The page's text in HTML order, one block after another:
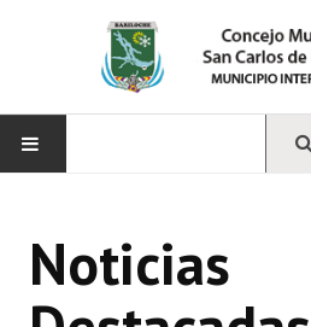
CONCEJO
Bloques Políticos
Noticias